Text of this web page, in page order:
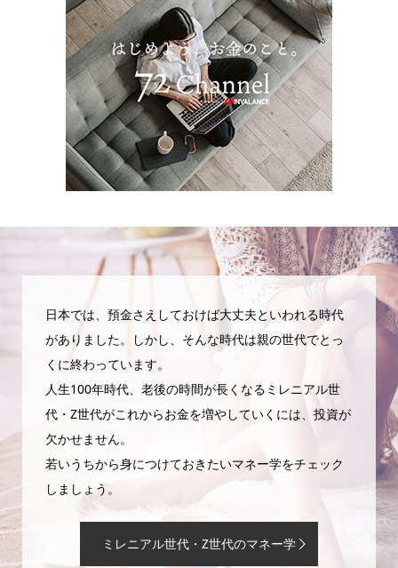
日本では、預金さえしておけば大丈夫といわれる時代
がありました。しかし、そんな時代は親の世代でとっ
くに終わっています。
人生100年時代、老後の時間が長くなるミレニアル世
代・Z世代がこれからお金を増やしていくには、投資が
欠かせません。
若いうちから身につけておきたいマネー学をチェック
しましょう。
ミレニアル世代・Z世代のマネー学